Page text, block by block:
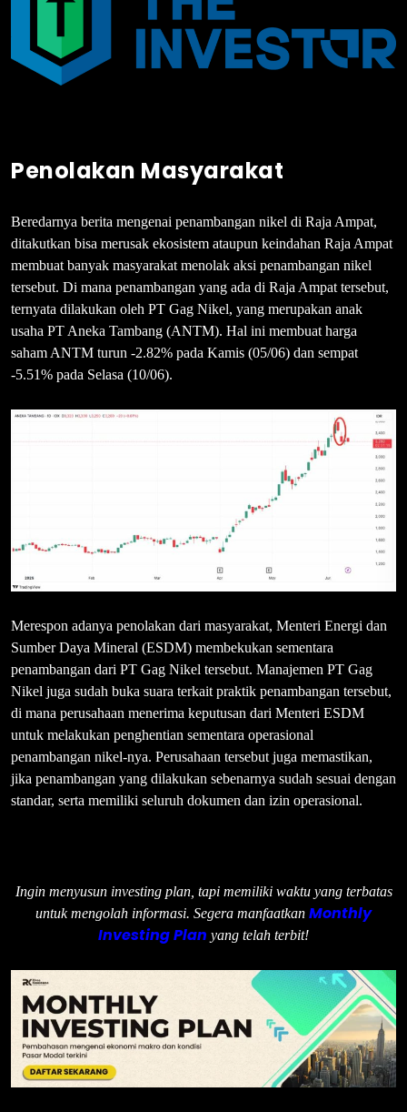
Penolakan Masyarakat
Beredarnya berita mengenai penambangan nikel di Raja Ampat,
ditakutkan bisa merusak ekosistem ataupun keindahan Raja Ampat
membuat banyak masyarakat menolak aksi penambangan nikel
tersebut. Di mana penambangan yang ada di Raja Ampat tersebut,
ternyata dilakukan oleh PT Gag Nikel, yang merupakan anak
usaha PT Aneka Tambang (ANTM). Hal ini membuat harga
saham ANTM turun -2.82% pada Kamis (05/06) dan sempat
-5.51% pada Selasa (10/06).
Merespon adanya penolakan dari masyarakat, Menteri Energi dan
Sumber Daya Mineral (ESDM) membekukan sementara
penambangan dari PT Gag Nikel tersebut. Manajemen PT Gag
Nikel juga sudah buka suara terkait praktik penambangan tersebut,
di mana perusahaan menerima keputusan dari Menteri ESDM
untuk melakukan penghentian sementara operasional
penambangan nikel-nya. Perusahaan tersebut juga memastikan,
jika penambangan yang dilakukan sebenarnya sudah sesuai dengan
standar, serta memiliki seluruh dokumen dan izin operasional.
Ingin menyusun investing plan, tapi memiliki waktu yang terbatas
untuk mengolah informasi. Segera manfaatkan Monthly
Investing Plan yang telah terbit!